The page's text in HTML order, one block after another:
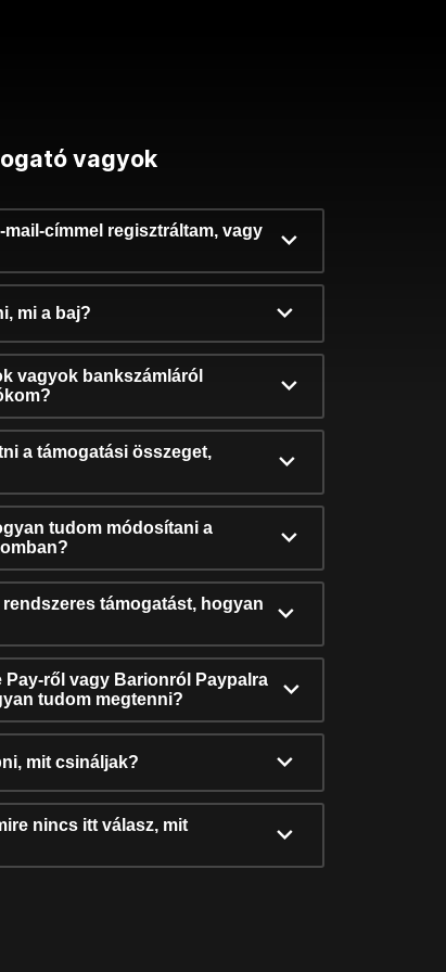
vagyok
mail-címmel regisztráltam, vagy
mi a baj?
vagyok bankszámláról
a támogatási összeget,
tudom módosítani a
támogatást, hogyan
Pay-ről vagy Barionról Paypalra
tudom megtenni?
mit csináljak?
nincs itt válasz, mit